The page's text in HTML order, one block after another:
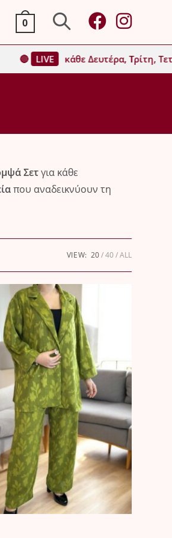
0 Toggle
website
LIVE κάθε Δευτέρα, Τρίτη,
Σετγια κάθε
που αναδεικνύουν τη
VIEW: 20 40 ALL